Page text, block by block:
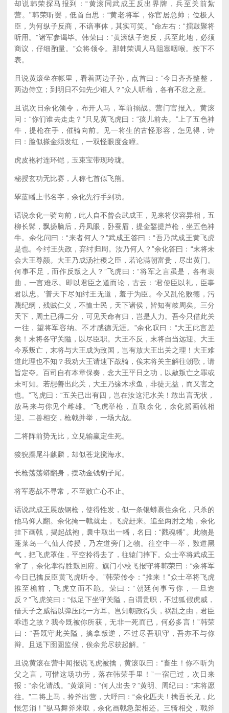
却说韩荣探马报到：“黄滚同武成王反出界牌，兵至关前紮
营。”韩荣听罢，低首自思：“黄老将军，你官居总帅；位极人
臣，为何纵子反商，不谙事体，其实可笑。”命左右：“擂鼓聚将
听用。”诸军参谒毕。韩荣曰：“黄滚纵子造反，兵至此地，必须
商议，仔细酌量。”众将领令。那韩荣调人马阻塞咽喉。按下不
表。
且说黄滚坐在帐里，看着两边子孙，点首曰：“今日齐齐整整，
两边侍立；到明日不知先少谁人？”众人听着，各有不忿之意。
且说次日余化领令，布开人马，军前搦战。营门官报入。黄滚
问：“你们谁去走走？”只见黄飞虎曰：“孩儿前去。”上了五色神
牛，提枪在手，催骑向前。见一将生的古怪形容，怎见得，诗
曰：脸似搽金须发红，一双怪眼度金瞳。
虎皮袍衬连环铠，玉束宝带现玲珑。
秘授玄功无比赛，人称七首似飞熊。
翠蓝幡上书名字，余化先行手到功。
话说余化一骑向前，此人自不曾会武成王，见来将仪容异相，五
柳长髯，飘扬脑后，丹凤眼，卧蚕眉，提金錾提芦枪，坐五色神
牛。余化问曰：“来者何人？”武成王答曰：“吾乃武成王黄飞虎
是也。今纣王失政，弃纣归周。汝乃何人？”余化答曰：“末将未
会大王尊颜。大王乃成汤社稷之臣，若论满朝富贵，尽出黄门。
何事不足，而作反叛之人？”飞虎曰：“将军之言虽是，各有衷
曲，一言难尽。即以君臣之道而论，古云：‘君使臣以礼，臣事
君以忠。’普天下尽知纣王无道，羞于为臣。今又乱伦败德，污
蔑纪纲，残贼仁义，不恤士民，天下诸侯，皆知有岐周矣。三分
天下，周土已得二分，可见天命有归，岂是人力。吾今只借此关
一往，望将军容纳。不才感德无涯。”余化叹曰：“大王此言差
矣！末将各守关隘，以尽臣职。大王不反，末将自当远迎。大王
今系叛亡，末将与大王成为敌国，岂有放大王出关之理！大王难
道此理也不知？我劝大王请速下战骑，俟末将关主解往朝歌，请
旨定夺。百司自有本章保奏，念大王平日之功，以赦叛亡之罪或
未可知。若想善出此关，大王乃缘木求鱼，非徒无益，而又害之
也。”飞虎曰：“五关已出有四，岂在汝这汜水关！敢出言无状，
放马来与你见个雌雄。”飞虎举枪，直取余化，余化摇画戟相
迎。二兽相交，枪戟并举，一场大战。
二将阵前势无比，立见输赢定生死。
狻猊摆尾斗麒麟，却似苍龙搅海水。
长枪荡荡蟒翻身，摆动金钱豹子尾。
将军恶战不寻常，不至败亡心不止。
话说武成王展放钢枪，使得性发，似一条银蟒裹住余化，只杀的
他马仰人翻。余化掩一戟就走，飞虎赶来。追至两肘之地，余化
挂下画戟，揭起战袍，囊中取出一幡，名曰：“戮魂幡”。此物是
蓬莱岛一气仙人传授，乃左道旁门之物。往空中一举，数道黑
气，把飞虎罩住，平空拎得去了，往辕门摔下。众士卒将武成王
拿了，余化掌得胜鼓回府。旗门小校飞报守将韩荣曰：“余将军
今日已擒反臣黄飞虎听令。”韩荣传令：“推来！”众士卒将飞虎
推至檐前，飞虎立而不跪。荣曰：“朝廷何事亏你，一旦造
反？”飞虎笑曰：“似足下坐守关隘，自谓贵职，不过狐假虎威，
借天子之威福以弹压此一方耳。岂知朝政得失，祸乱之由，君臣
乖违之故？我今既被你所获，无非一死而已，何必多言！”韩荣
曰：“吾既守此关隘，擒拿叛逆，不过尽吾职守，吾亦不与你
辩。且送下囹圄监候，俟余党尽获起解。”
且说黄滚在营中闻报说飞虎被擒，黄滚叹曰：“畜生！你不听为
父之言，可惜这场功劳，落在韩荣手里！”一宿已过，次日来
报：“余化请战。”黄滚问：“何人出去？”黄明、周纪曰：“末将愿
往。”二将上马，拎斧出营，大呼曰：“余化匹夫！擒吾长兄，此
恨怎消！”纵马舞斧来取，余化画戟急架相还。三骑相交，戟斧